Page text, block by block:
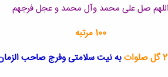
اللهم صل علی محمد وآل محمد و عجل فرجهم
100 مرتبه
به نیت سلامتی وفرج صاحب